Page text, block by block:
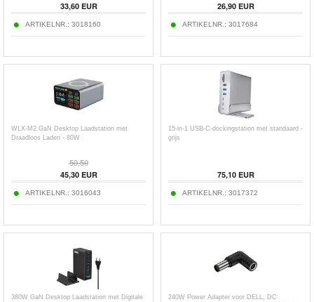
33,60EUR
ARTIKELNR.: 3018160
26,90EUR
ARTIKELNR.: 3017684
WLX-M2 GaN Desktop Laadstation met
Draadloos Laden - 80W
50,50
45,30EUR
ARTIKELNR.: 3016043
15-in-1 USB-C-dockingstation met standaard -
grijs
75,10EUR
ARTIKELNR.: 3017372
380W GaN Desktop Laadstation met Digitale
240W Power Adapter voor DELL, DC